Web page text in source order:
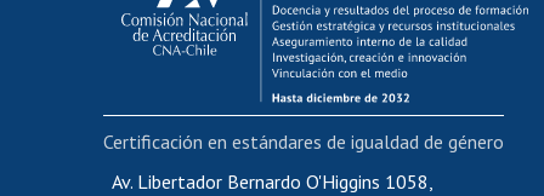
Funcionarias/os
Cursos internos de capacitación
Bienestar del personal
Portal de movilidad interna
Certificado de renta
Av. Libertador Bernardo O'Higgins 1058,
Certificación en estándares de igualdad de género